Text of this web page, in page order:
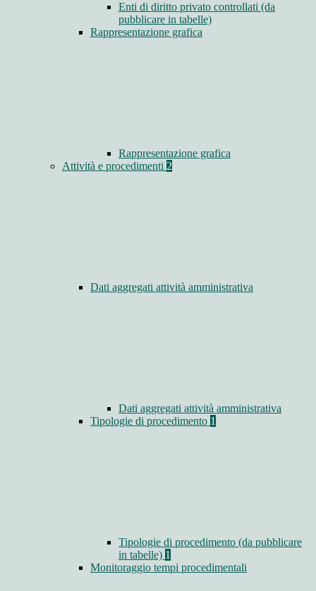
Enti di diritto privato controllati (da
pubblicare in tabelle)
Rappresentazione grafica
Rappresentazione grafica
Attività e procedimenti 2
Dati aggregati attività amministrativa
Dati aggregati attività amministrativa
Tipologie di procedimento 1
Tipologie di procedimento (da pubblicare
in tabelle) 1
Monitoraggio tempi procedimentali